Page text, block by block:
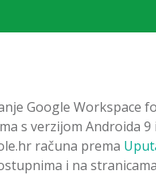
Google Workspace
s verzijom Androida 9
računa prema
i na